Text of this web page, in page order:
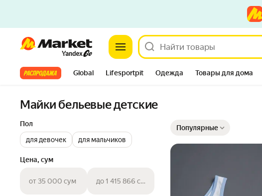
Market
Все хиты Global Lifesportpit Одежда Товары для дома
Майки бельевые детские
Пол
для девочек
для мальчиков
Цена, сум
от 35 000 сум до 1 415 866 сум
Популярные